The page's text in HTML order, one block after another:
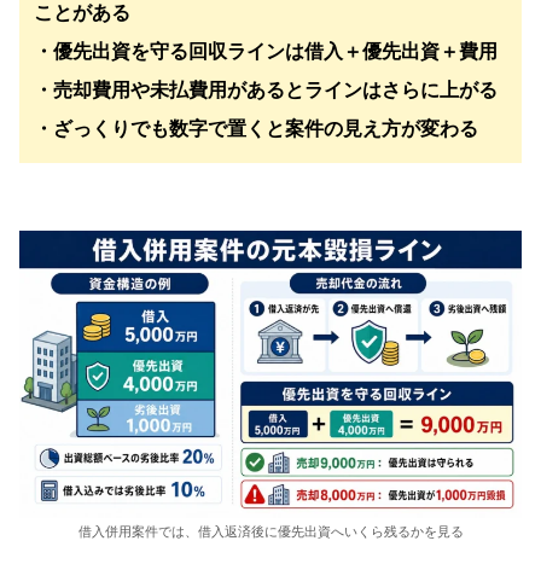
ことがある
・優先出資を守る回収ラインは借入＋優先出資＋費用
・売却費用や未払費用があるとラインはさらに上がる
・ざっくりでも数字で置くと案件の見え方が変わる
借入併用案件では、借入返済後に優先出資へいくら残るかを見る